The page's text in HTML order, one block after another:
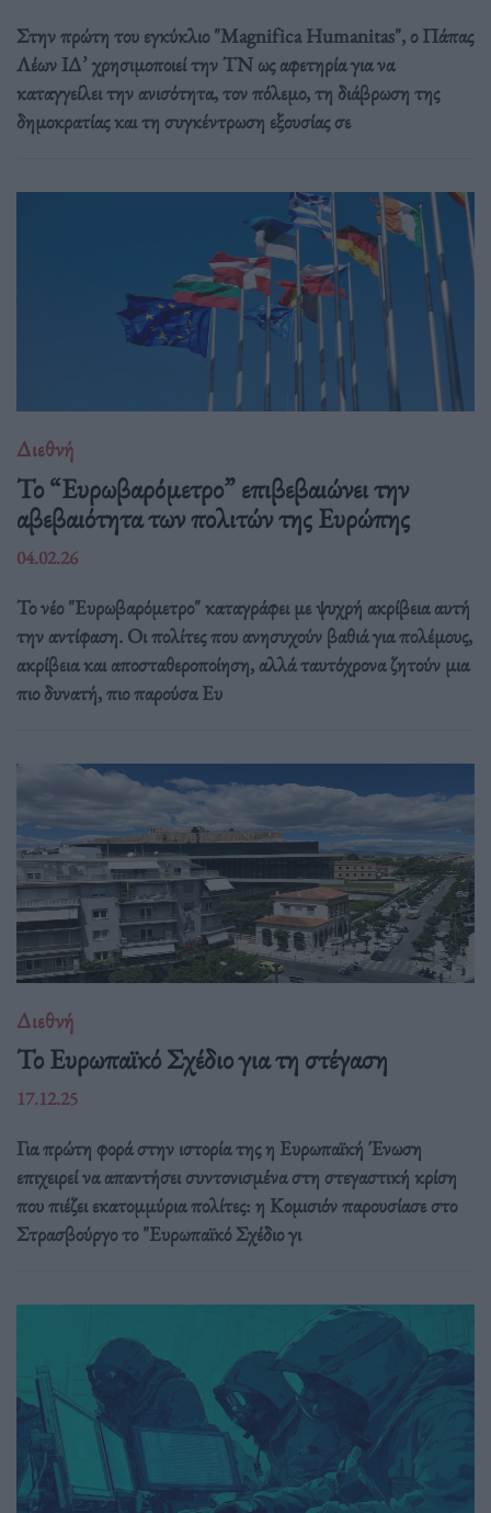
Στην πρώτη του εγκύκλιο "Magnifica Humanitas", ο Πάπας
Λέων ΙΔ’ χρησιμοποιεί την ΤΝ ως αφετηρία για να
καταγγείλει την ανισότητα, τον πόλεμο, τη διάβρωση της
δημοκρατίας και τη συγκέντρωση εξουσίας σε
Διεθνή
Το “Ευρωβαρόμετρο” επιβεβαιώνει την
αβεβαιότητα των πολιτών της Ευρώπης
04.02.26
Το νέο "Ευρωβαρόμετρο" καταγράφει με ψυχρή ακρίβεια αυτή
την αντίφαση. Oι πολίτες που ανησυχούν βαθιά για πολέμους,
ακρίβεια και αποσταθεροποίηση, αλλά ταυτόχρονα ζητούν μια
πιο δυνατή, πιο παρούσα Ευ
Διεθνή
Το Ευρωπαϊκό Σχέδιο για τη στέγαση
17.12.25
Για πρώτη φορά στην ιστορία της η Ευρωπαϊκή Ένωση
επιχειρεί να απαντήσει συντονισμένα στη στεγαστική κρίση
που πιέζει εκατομμύρια πολίτες: η Κομισιόν παρουσίασε στο
Στρασβούργο το "Ευρωπαϊκό Σχέδιο γι